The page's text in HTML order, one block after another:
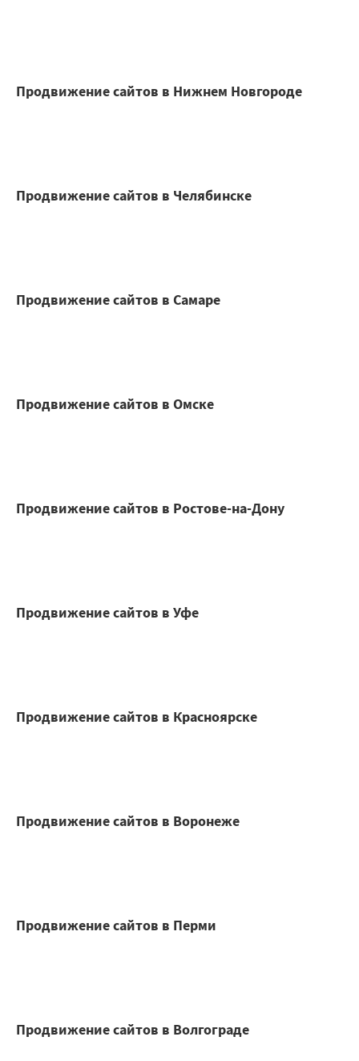
Продвижение сайтов в Нижнем Новгороде
Продвижение сайтов в Челябинске
Продвижение сайтов в Самаре
Продвижение сайтов в Омске
Продвижение сайтов в Ростове-на-Дону
Продвижение сайтов в Уфе
Продвижение сайтов в Красноярске
Продвижение сайтов в Воронеже
Продвижение сайтов в Перми
Продвижение сайтов в Волгограде